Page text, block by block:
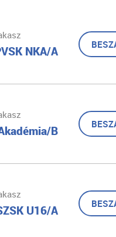
NKA/A
B
U16/A